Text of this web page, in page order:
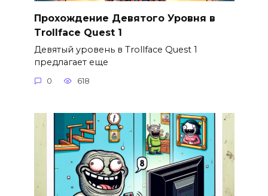
Прохождение Девятого Уровня в
Trollface Quest 1
Девятый уровень в Trollface Quest 1
предлагает еще
0 618